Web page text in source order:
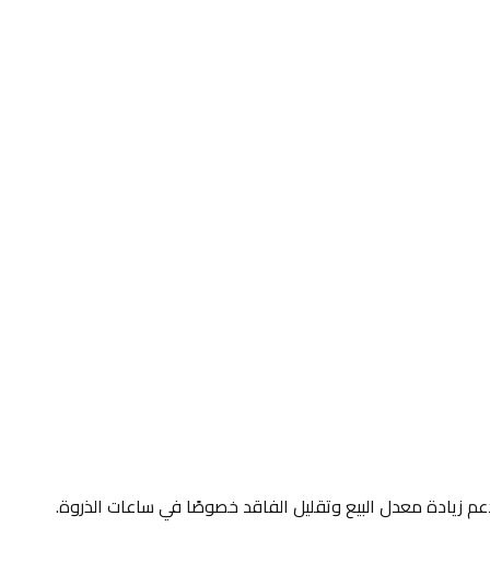
زيادة معدل البيع وتقليل الفاقد خصوصًا في ساعات الذروة.